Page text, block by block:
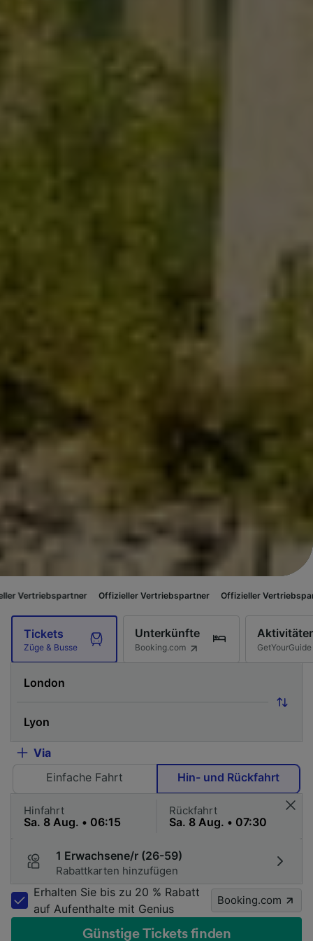
Offizieller Vertriebspartner Offizieller Vertriebspartner
Tickets
Züge & Busse
Unterkünfte
Booking.com GetYourGuide
Via
Einfache Fahrt
Hin- und Rückfahrt
Hinfahrt Rückfahrt
1 Erwachsene/r (26-59)
Rabattkarten hinzufügen
Erhalten Sie bis zu 20 % Rabatt
auf Aufenthalte mit Genius
Booking.com
Günstige Tickets finden